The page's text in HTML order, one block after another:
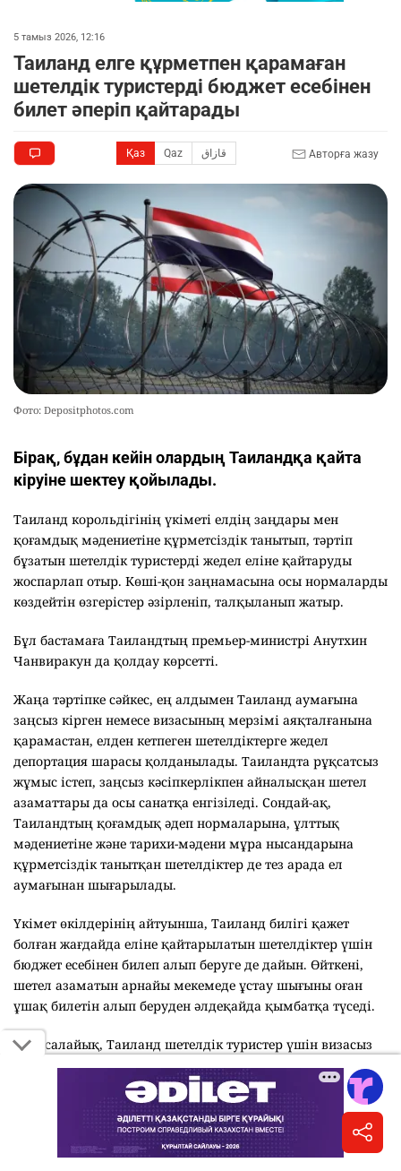
5 тамыз 2026, 12:16
Таиланд елге құрметпен қарамаған
шетелдік туристерді бюджет есебінен
билет әперіп қайтарады
Қаз Qaz قازاق Авторға жазу
Фото: Depositphotos.com
Бірақ, бұдан кейін олардың Таиландқа қайта
кіруіне шектеу қойылады.
Таиланд корольдігінің үкіметі елдің заңдары мен
қоғамдық мәдениетіне құрметсіздік танытып, тәртіп
бұзатын шетелдік туристерді жедел еліне қайтаруды
жоспарлап отыр. Көші-қон заңнамасына осы нормаларды
көздейтін өзгерістер әзірленіп, талқыланып жатыр.
Бұл бастамаға Таиландтың премьер-министрі Анутхин
Чанвиракун да қолдау көрсетті.
Жаңа тәртіпке сәйкес, ең алдымен Таиланд аумағына
заңсыз кірген немесе визасының мерзімі аяқталғанына
қарамастан, елден кетпеген шетелдіктерге жедел
депортация шарасы қолданылады. Таиландта рұқсатсыз
жұмыс істеп, заңсыз кәсіпкерлікпен айналысқан шетел
азаматтары да осы санатқа енгізіледі. Сондай-ақ,
Таиландтың қоғамдық әдеп нормаларына, ұлттық
мәдениетіне және тарихи-мәдени мұра нысандарына
құрметсіздік танытқан шетелдіктер де тез арада ел
аумағынан шығарылады.
Үкімет өкілдерінің айтуынша, Таиланд билігі қажет
болған жағдайда еліне қайтарылатын шетелдіктер үшін
бюджет есебінен билеп алып беруге де дайын. Өйткені,
шетел азаматын арнайы мекемеде ұстау шығыны оған
ұшақ билетін алып беруден әлдеқайда қымбатқа түседі.
Еске салайық, Таиланд шетелдік туристер үшін визасыз
режимді 30 күнге қысқартты. Мұны ел билігі Таиландқа
кеп, заңсыз жұмыс істеп, тәртіп бұзатын шетелдіктердің
санының өскеніменбайланыстырды.
Оқи отырыңыз: